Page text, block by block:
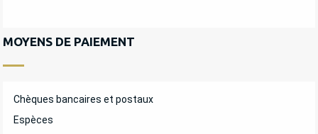
MOYENS DE PAIEMENT
Chèques bancaires et postaux
Espèces